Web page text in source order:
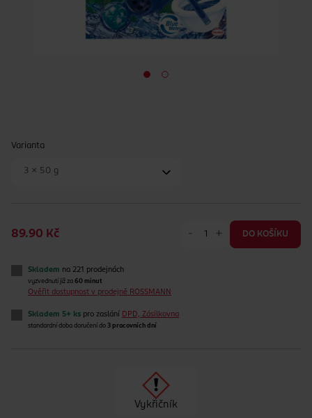
Varianta
3 x 50 g
89.90 Kč - + DO KOŠÍKU
Skladem na 221 prodejnách
vyzvednutí již za 60 minut
Ověřit dostupnost v prodejně ROSSMANN
Skladem 5+ ks pro zaslání DPD, Zásilkovna
standardní doba doručení do 3 pracovních dní
Vykřičník